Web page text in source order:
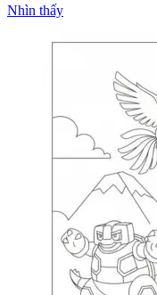
Nhìn thấy